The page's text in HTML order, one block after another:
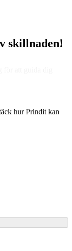
skillnaden!
hur Prindit kan